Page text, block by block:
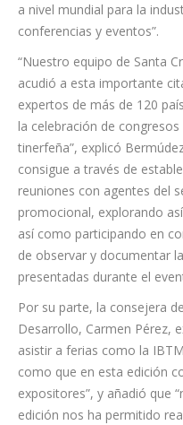
alcalde de Santa Cruz,
señalado que “esta cita se
a nivel mundial para la
conferencias y eventos”.
“Nuestro equipo de Santa
acudió a esta importante
expertos de más de 120
la celebración de congresos
tinerfeña”, explicó
consigue a través de
reuniones con agentes del
promocional, explorando
así como participando en
de observar y documentar
presentadas durante el
Por su parte, la consejera
Desarrollo, Carmen Pérez,
asistir a ferias como la
como que en esta edición